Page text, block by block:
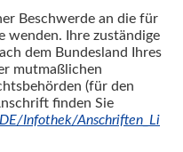
Beschwerde an die für
wenden. Ihre zuständige
dem Bundesland Ihres
mutmaßlichen
(für den
finden Sie
Infothek/Anschriften_Li